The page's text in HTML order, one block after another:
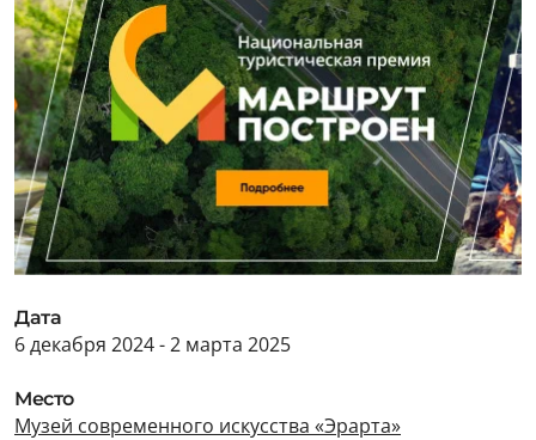
Дата
6 декабря 2024 - 2 марта 2025
Место
Музей современного искусства «Эрарта»